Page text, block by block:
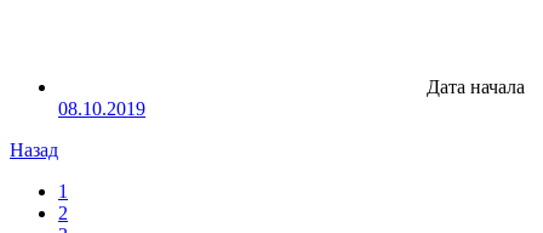
Дата начала
08.10.2019
Назад
1
2